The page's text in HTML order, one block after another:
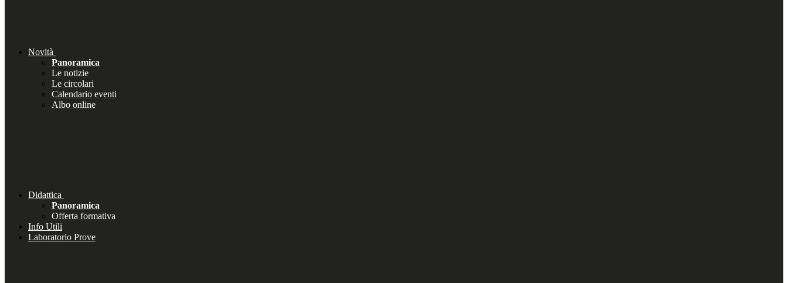
Novità
Panoramica
Le notizie
Le circolari
Calendario eventi
Albo online
Didattica
Panoramica
Offerta formativa
Info Utili
Laboratorio Prove